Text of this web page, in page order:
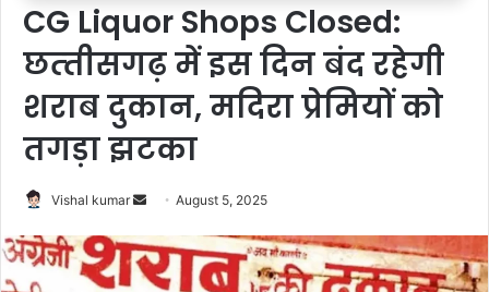
CG Liquor Shops Closed:
छत्‍तीसगढ़ में इस दिन बंद रहेगी
शराब दुकान, मदिरा प्रेमियों को
तगड़ा झटका
Vishal kumar
Send
email
August 5, 2025